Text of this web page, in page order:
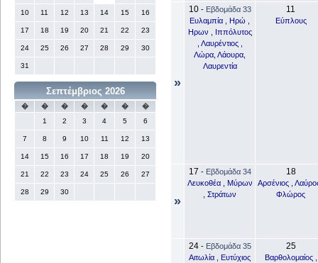
10 11 12 13 14 15 16
17 18 19 20 21 22 23
24 25 26 27 28 29 30
31
Σεπτέμβριος 2026
� � � � � �
�
1
2 3 4 5 6
7 8 9 10 11 12 13
14 15 16 17 18 19 20
21 22 23 24 25 26 27
28 29 30
»
10- Εβδομάδα 33
Ευλαμπία , Ηρώ ,
Ηρων , Ιππόλυτος
, Λαυρέντιος ,
Λώρα, Λάουρα,
Λαυρεντία
11
Εύπλους
»
17 - Εβδομάδα 34
Λευκοθέα , Μύρων
, Στράτων
18
Αρσένιος ,
Φλώρος
24- Εβδομάδα 35
Αιτωλία , Ευτύχιος
25
Βαρθολομαίος ,